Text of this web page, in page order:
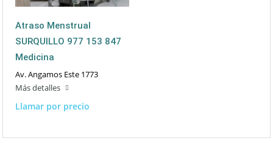
Atraso Menstrual
SURQUILLO 977 153 847
Medicina
Av. Angamos Este 1773
Más detalles
Llamar por precio